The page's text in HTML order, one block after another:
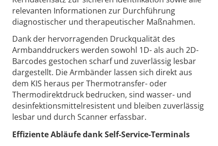
relevanten Informationen zur Durchführung
diagnostischer und therapeutischer Maßnahmen.
Dank der hervorragenden Druckqualität des
Armbanddruckers werden sowohl 1D- als auch 2D-
Barcodes gestochen scharf und zuverlässig lesbar
dargestellt. Die Armbänder lassen sich direkt aus
dem KIS heraus per Thermotransfer- oder
Thermodirektdruck bedrucken, sind wasser- und
desinfektionsmittelresistent und bleiben zuverlässig
lesbar und durch Scanner erfassbar.
Effiziente Abläufe dank Self-Service-Terminals